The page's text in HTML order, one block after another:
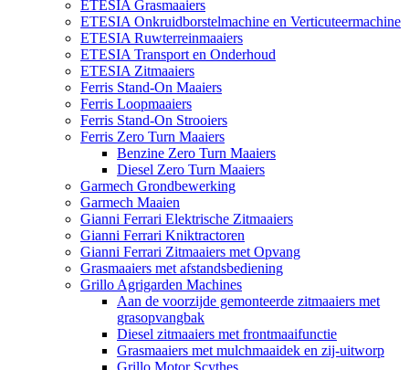
ETESIA Grasmaaiers
ETESIA Onkruidborstelmachine en Verticuteermachine
ETESIA Ruwterreinmaaiers
ETESIA Transport en Onderhoud
ETESIA Zitmaaiers
Ferris Stand-On Maaiers
Ferris Loopmaaiers
Ferris Stand-On Strooiers
Ferris Zero Turn Maaiers
Benzine Zero Turn Maaiers
Diesel Zero Turn Maaiers
Garmech Grondbewerking
Garmech Maaien
Gianni Ferrari Elektrische Zitmaaiers
Gianni Ferrari Kniktractoren
Gianni Ferrari Zitmaaiers met Opvang
Grasmaaiers met afstandsbediening
Grillo Agrigarden Machines
Aan de voorzijde gemonteerde zitmaaiers met
grasopvangbak
Diesel zitmaaiers met frontmaaifunctie
Grasmaaiers met mulchmaaidek en zij-uitworp
Grillo Motor Scythes